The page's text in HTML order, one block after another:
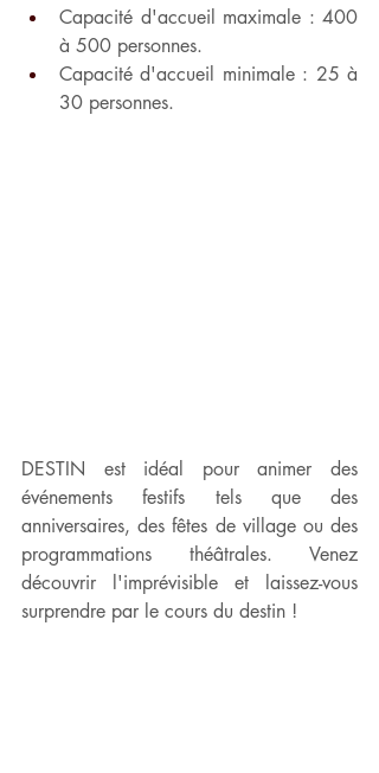
Capacité d'accueil maximale : 400
à 500 personnes.
Capacité d'accueil minimale : 25 à
30 personnes.
DESTIN est idéal pour animer des
événements festifs tels que des
anniversaires, des fêtes de village ou des
programmations théâtrales. Venez
découvrir l'imprévisible et laissez-vous
surprendre par le cours du destin !